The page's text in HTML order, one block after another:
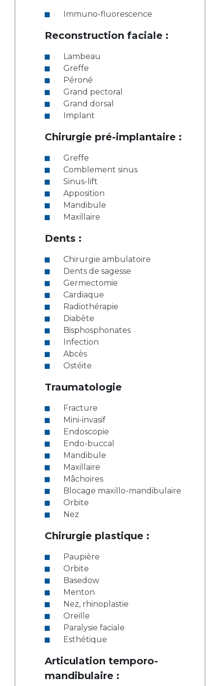
Immuno-fluorescence
Reconstruction faciale :
Lambeau
Greffe
Péroné
Grand pectoral
Grand dorsal
Implant
Chirurgie pré-implantaire :
Greffe
Comblement sinus
Sinus-lift
Apposition
Mandibule
Maxillaire
Dents :
Chirurgie ambulatoire
Dents de sagesse
Germectomie
Cardiaque
Radiothérapie
Diabète
Bisphosphonates
Infection
Abcès
Ostéite
Traumatologie
Fracture
Mini-invasif
Endoscopie
Endo-buccal
Mandibule
Maxillaire
Mâchoires
Blocage maxillo-mandibulaire
Orbite
Nez
Chirurgie plastique :
Paupière
Orbite
Basedow
Menton
Nez, rhinoplastie
Oreille
Paralysie faciale
Esthétique
Articulation temporo-
mandibulaire :